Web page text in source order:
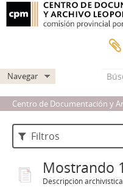
Navegar
Centro de Documentación y
Filtros
Mostrando
Descripción archivística